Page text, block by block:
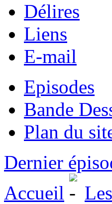
Délires
Liens
E-mail
Episodes
Bande
Plan du
Dernier
Accueil